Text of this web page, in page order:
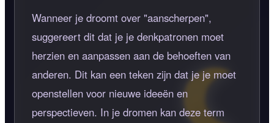
Wanneer je droomt over "aanscherpen",
suggereert dit dat je je denkpatronen moet
herzien en aanpassen aan de behoeften van
anderen. Dit kan een teken zijn dat je je moet
openstellen voor nieuwe ideeën en
perspectieven. In je dromen kan deze term